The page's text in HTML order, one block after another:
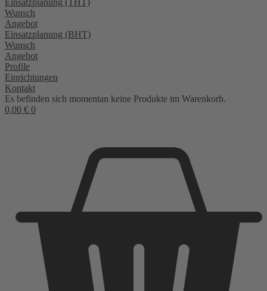
Einsatzplanung (THT)
Wunsch
Angebot
Einsatzplanung (BHT)
Wunsch
Angebot
Profile
Einrichtungen
Kontakt
Es befinden sich momentan keine Produkte im Warenkorb.
0,00 € 0